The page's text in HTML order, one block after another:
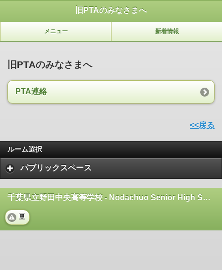
旧PTAのみなさまへ
メニュー 新着情報
旧PTAのみなさまへ
PTA連絡
<<戻る
ルーム選択
パブリックスペース
千葉県立野田中央高等学校 - Nodachuo Senior High School